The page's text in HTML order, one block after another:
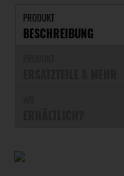
PRODUKT
BESCHREIBUNG